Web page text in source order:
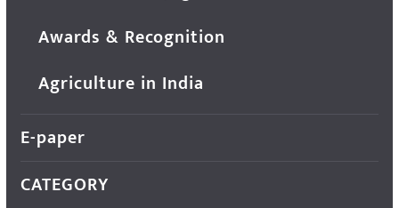
Awards & Recognition
Agriculture in India
E-paper
CATEGORY